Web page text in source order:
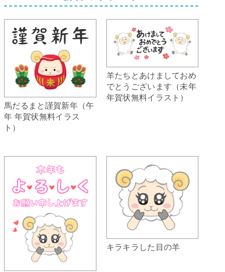
馬だるまと謹賀新年（午
年 年賀状無料イラス
ト）
羊たちとあけましておめ
でとうございます（未年
年賀状無料イラスト）
キラキラした目の羊